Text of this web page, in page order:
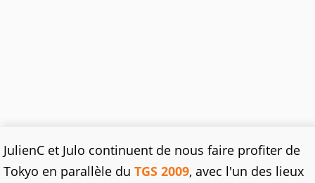
JulienC et Julo continuent de nous faire profiter de
Tokyo en parallèle du TGS 2009, avec l'un des lieux